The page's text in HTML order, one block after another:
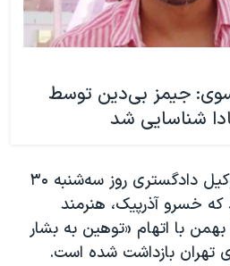
جیمز بی‌دین توسط
شناسایی شد
همچنین امیر رئیسیان، وکیل دادگستری روز سه‌شنبه ۳۰
خسرو آذرپیک، هنرمند
دف‌نواز، عصر دوشنبه ۲۹ بهمن با اتهام «توهین به بشار
تهران بازداشت شده است.